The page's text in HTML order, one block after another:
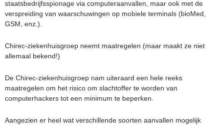
staatsbedrijfsspionage via computeraanvallen, maar ook met de
verspreiding van waarschuwingen op mobiele terminals (bioMed,
GSM, enz.).
Chirec-ziekenhuisgroep neemt maatregelen (maar maakt ze niet
allemaal bekend!)
De Chirec-ziekenhuisgroep nam uiteraard een hele reeks
maatregelen om het risico om slachtoffer te worden van
computerhackers tot een minimum te beperken.
Aangezien er heel wat verschillende soorten aanvallen mogelijk